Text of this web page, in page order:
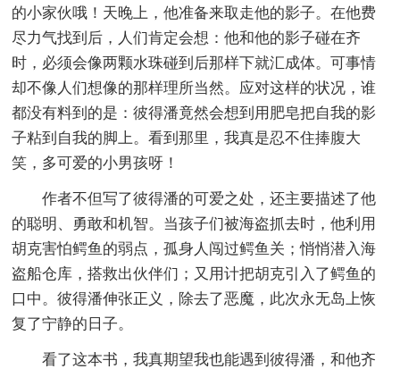
的小家伙哦！天晚上，他准备来取走他的影子。在他费
尽力气找到后，人们肯定会想：他和他的影子碰在齐
时，必须会像两颗水珠碰到后那样下就汇成体。可事情
却不像人们想像的那样理所当然。应对这样的状况，谁
都没有料到的是：彼得潘竟然会想到用肥皂把自我的影
子粘到自我的脚上。看到那里，我真是忍不住捧腹大
笑，多可爱的小男孩呀！
作者不但写了彼得潘的可爱之处，还主要描述了他
的聪明、勇敢和机智。当孩子们被海盗抓去时，他利用
胡克害怕鳄鱼的弱点，孤身人闯过鳄鱼关；悄悄潜入海
盗船仓库，搭救出伙伴们；又用计把胡克引入了鳄鱼的
口中。彼得潘伸张正义，除去了恶魔，此次永无岛上恢
复了宁静的日子。
看了这本书，我真期望我也能遇到彼得潘，和他齐